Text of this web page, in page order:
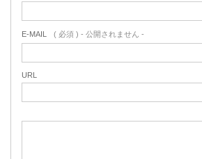
E-MAIL ( 必須 ) - 公開されません -
URL